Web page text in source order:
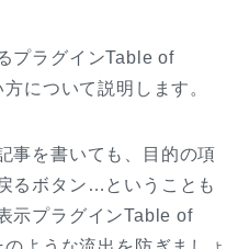
プラグインTable of
について説明します。
事を書いても、目的の項
るボタン…ということも
示プラグインTable of